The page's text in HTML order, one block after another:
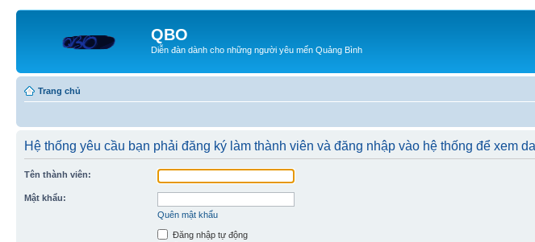
QBO
Diễn đàn dành cho những người yêu mến Quảng Bình
Trang chủ
Hệ thống yêu cầu bạn phải đăng ký làm thành viên và đăng nhập vào hệ thống để xem
Tên thành viên:
Mật khẩu:
Quên mật khẩu
Đăng nhập tự động